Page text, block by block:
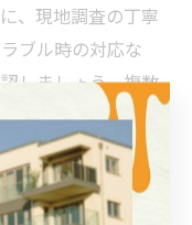
、現地調査の丁寧
ブル時の対応な
しましょう。複数
的に業者を比較・